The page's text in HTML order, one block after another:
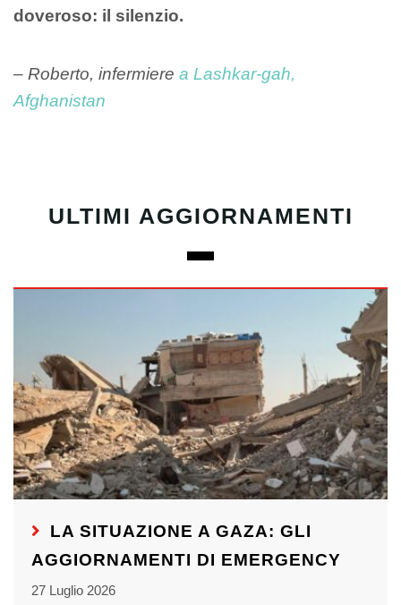
doveroso: il silenzio.
– Roberto, infermiere a Lashkar-gah,
Afghanistan
ULTIMI AGGIORNAMENTI
LA SITUAZIONE A GAZA: GLI
AGGIORNAMENTI DI EMERGENCY
27 Luglio 2026